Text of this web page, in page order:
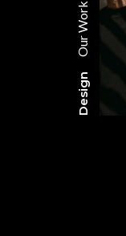
Design
Our Work